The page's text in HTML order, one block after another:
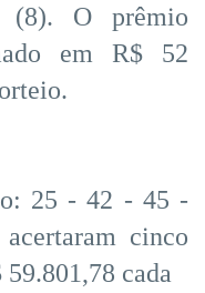
(8). O prêmio
em R$ 52
25 - 42 - 45 -
cinco
cada